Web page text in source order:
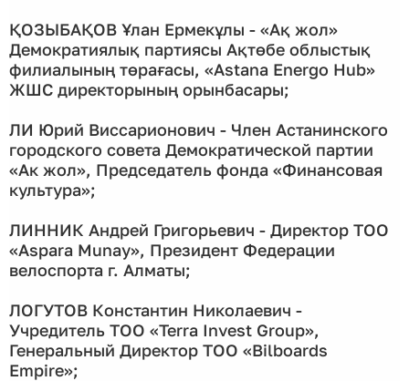
ҚОЗЫБАҚОВ Ұлан Ермекұлы - «Ақ жол»
Демократиялық партиясы Ақтөбе облыстық
филиалының төрағасы, «Astana Energo Hub»
ЖШС директорының орынбасары;
ЛИ Юрий Виссарионович - Член Астанинского
городского совета Демократической партии
«Ак жол», Председатель фонда «Финансовая
культура»;
ЛИННИК Андрей Григорьевич - Директор ТОО
«Aspara Munay», Президент Федерации
велоспорта г. Алматы;
ЛОГУТОВ Константин Николаевич -
Учредитель ТОО «Terra Invest Group»,
Генеральный Директор ТОО «Bilboards
Empire»;